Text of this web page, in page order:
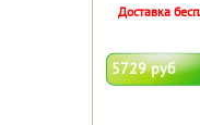
5729 руб
Доставка